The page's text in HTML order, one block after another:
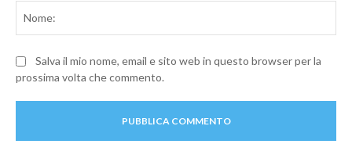
Salva il mio nome, email e sito web in questo browser per la
prossima volta che commento.